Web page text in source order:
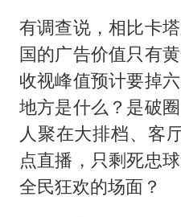
有调查说，相比卡
国的广告价值只有
收视峰值预计要掉
地方是什么？是破
人聚在大排档、客
点直播，只剩死忠
全民狂欢的场面？